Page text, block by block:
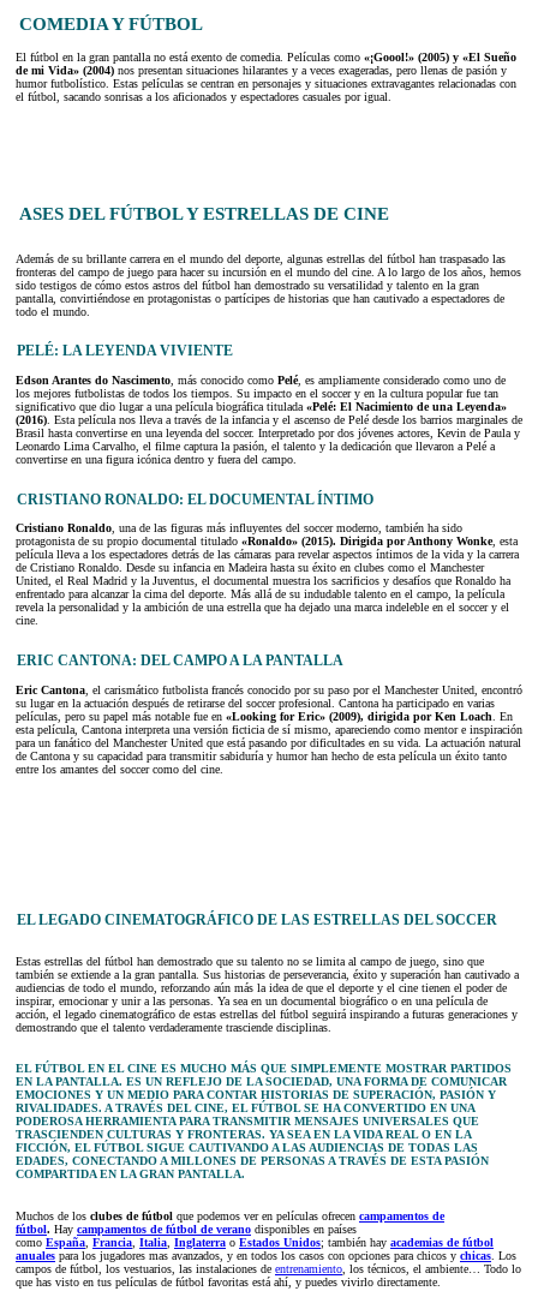
COMEDIA Y FÚTBOL
El fútbol en la gran pantalla no está exento de comedia. Películas como «¡Goool!» (2005) y «El Sueño
de mi Vida» (2004) nos presentan situaciones hilarantes y a veces exageradas, pero llenas de pasión y
humor futbolístico. Estas películas se centran en personajes y situaciones extravagantes relacionadas con
el fútbol, sacando sonrisas a los aficionados y espectadores casuales por igual.
ASES DEL FÚTBOL Y ESTRELLAS DE CINE
Además de su brillante carrera en el mundo del deporte, algunas estrellas del fútbol han traspasado las
fronteras del campo de juego para hacer su incursión en el mundo del cine. A lo largo de los años, hemos
sido testigos de cómo estos astros del fútbol han demostrado su versatilidad y talento en la gran
pantalla, convirtiéndose en protagonistas o partícipes de historias que han cautivado a espectadores de
todo el mundo.
PELÉ: LA LEYENDA VIVIENTE
Edson Arantes do Nascimento , más conocido como Pelé, es ampliamente considerado como uno de
los mejores futbolistas de todos los tiempos. Su impacto en el soccer y en la cultura popular fue tan
significativo que dio lugar a una película biográfica titulada «Pelé: El Nacimiento de una Leyenda»
(2016) . Esta película nos lleva a través de la infancia y el ascenso de Pelé desde los barrios marginales de
Brasil hasta convertirse en una leyenda del soccer. Interpretado por dos jóvenes actores, Kevin de Paula y
Leonardo Lima Carvalho, el filme captura la pasión, el talento y la dedicación que llevaron a Pelé a
convertirse en una figura icónica dentro y fuera del campo.
CRISTIANO RONALDO: EL DOCUMENTAL ÍNTIMO
Cristiano Ronaldo, una de las figuras más influyentes del soccer moderno, también ha sido
protagonista de su propio documental titulado «Ronaldo» (2015). Dirigida por Anthony Wonke, esta
película lleva a los espectadores detrás de las cámaras para revelar aspectos íntimos de la vida y la carrera
de Cristiano Ronaldo. Desde su infancia en Madeira hasta su éxito en clubes como el Manchester
United, el Real Madrid y la Juventus, el documental muestra los sacrificios y desafíos que Ronaldo ha
enfrentado para alcanzar la cima del deporte. Más allá de su indudable talento en el campo, la película
revela la personalidad y la ambición de una estrella que ha dejado una marca indeleble en el soccer y el
cine.
ERIC CANTONA: DEL CAMPO A LA PANTALLA
Eric Cantona , el carismático futbolista francés conocido por su paso por el Manchester United, encontró
su lugar en la actuación después de retirarse del soccer profesional. Cantona ha participado en varias
películas, pero su papel más notable fue en «Looking for Eric» (2009), dirigida por Ken Loach . En
esta película, Cantona interpreta una versión ficticia de sí mismo, apareciendo como mentor e inspiración
para un fanático del Manchester United que está pasando por dificultades en su vida. La actuación natural
de Cantona y su capacidad para transmitir sabiduría y humor han hecho de esta película un éxito tanto
entre los amantes del soccer como del cine.
EL LEGADO CINEMATOGRÁFICO DE LAS ESTRELLAS DEL SOCCER
Estas estrellas del fútbol han demostrado que su talento no se limita al campo de juego, sino que
también se extiende a la gran pantalla. Sus historias de perseverancia, éxito y superación han cautivado a
audiencias de todo el mundo, reforzando aún más la idea de que el deporte y el cine tienen el poder de
inspirar, emocionar y unir a las personas. Ya sea en un documental biográfico o en una película de
acción, el legado cinematográfico de estas estrellas del fútbol seguirá inspirando a futuras generaciones y
demostrando que el talento verdaderamente trasciende disciplinas.
EL FÚTBOL EN EL CINE ES MUCHO MÁS QUE SIMPLEMENTE MOSTRAR PARTIDOS
EN LA PANTALLA. ES UN REFLEJO DE LA SOCIEDAD, UNA FORMA DE COMUNICAR
EMOCIONES Y UN MEDIO PARA CONTAR HISTORIAS DE SUPERACIÓN, PASIÓN Y
RIVALIDADES. A TRAVÉS DEL CINE, EL FÚTBOL SE HA CONVERTIDO EN UNA
PODEROSA HERRAMIENTA PARA TRANSMITIR MENSAJES UNIVERSALES QUE
TRASCIENDEN CULTURAS Y FRONTERAS. YA SEA EN LA VIDA REAL O EN LA
FICCIÓN, EL FÚTBOL SIGUE CAUTIVANDO A LAS AUDIENCIAS DE TODAS LAS
EDADES, CONECTANDO A MILLONES DE PERSONAS A TRAVÉS DE ESTA PASIÓN
COMPARTIDA EN LA GRAN PANTALLA.
Muchos de los clubes de fútbol que podemos ver en películas ofrecen campamentos de
fútbol. Hay campamentos de fútbol de verano disponibles en países
como España Francia Italia Inglaterra o Estados Unidos; también hay academias de fútbol
anuales para los jugadores mas avanzados, y en todos los casos con opciones para chicos y chicas . Los
campos de fútbol, los vestuarios, las instalaciones de entrenamiento , los técnicos, el ambiente… Todo lo
que has visto en tus películas de fútbol favoritas está ahí, y puedes vivirlo directamente.